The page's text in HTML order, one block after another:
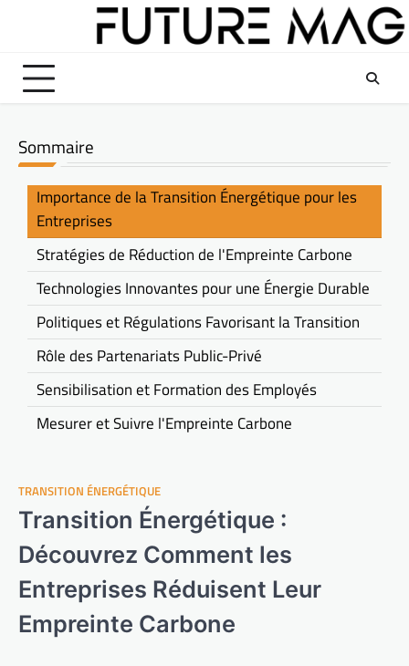
TRANSITION ÉNERGÉTIQUE
Transition Énergétique :
Découvrez Comment les
Entreprises Réduisent Leur
Empreinte Carbone
Sommaire
Importance de la Transition Énergétique pour les
Entreprises
Stratégies de Réduction de l'Empreinte Carbone
Technologies Innovantes pour une Énergie Durable
Politiques et Régulations Favorisant la Transition
Rôle des Partenariats Public-Privé
Sensibilisation et Formation des Employés
Mesurer et Suivre l'Empreinte Carbone